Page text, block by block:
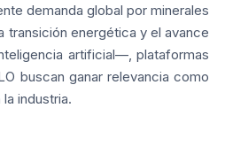
demanda global por minerales
energética y el avance
artificial—, plataformas
buscan ganar relevancia como
industria.